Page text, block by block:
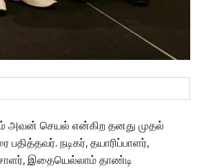
அவன் செயல் என்கிற தனது முதல்
பதித்தவர். நடிகர், தயாரிப்பாளர்,
இதையெல்லாம் தாண்டி